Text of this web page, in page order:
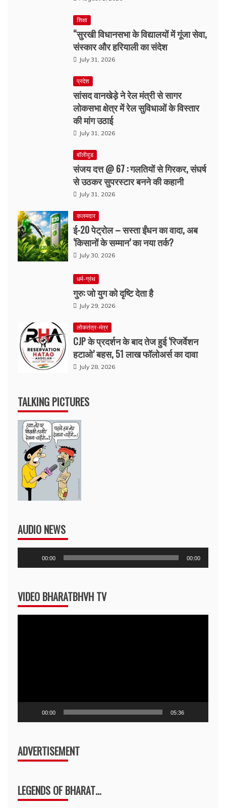
शिक्षा
“सुरखी विधानसभा के विद्यालयों में गूंजा सेवा,
संस्कार और हरियाली का संदेश
July 31, 2026
प्रदेश
सांसद वानखेड़े ने रेल मंत्री से सागर
लोकसभा क्षेत्र में रेल सुविधाओं के विस्तार
की मांग उठाई
July 31, 2026
बॉलीवुड
संजय दत्त @ 67 : गलतियों से गिरकर, संघर्ष
से उठकर सुपरस्टार बनने की कहानी
July 31, 2026
कलमदार
ई-20 पेट्रोल – सस्ता ईंधन का वादा, अब
‘किसानों के सम्मान’ का नया तर्क?
July 30, 2026
धर्म-ग्रंथ
गुरु: जो युग को दृष्टि देता है
July 29, 2026
लोकतंत्र-मंत्र
CJP के प्रदर्शन के बाद तेज हुई ‘रिजर्वेशन
हटाओ’ बहस, 51 लाख फॉलोअर्स का दावा
July 28, 2026
TALKING PICTURES
AUDIO NEWS
Player
00:00 00:00
VIDEO BHARATBHVH TV
00:00 05:36
ADVERTISEMENT
LEGENDS OF BHARAT…